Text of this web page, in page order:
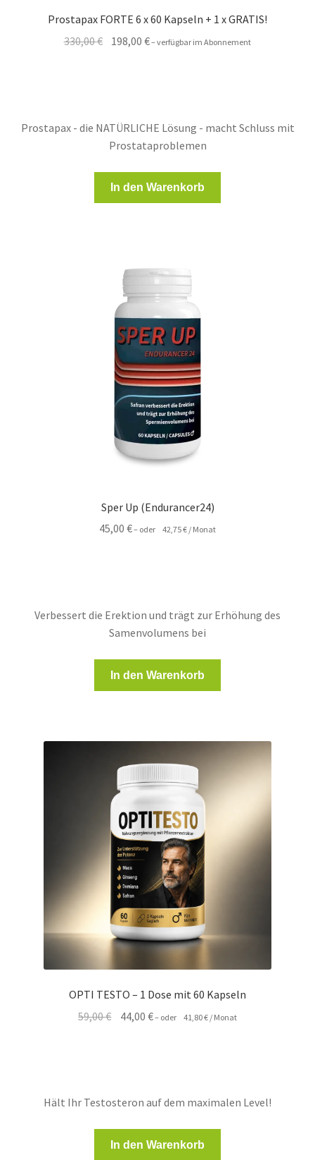
Prostapax FORTE 6 x 60 Kapseln + 1 x GRATIS!
330,00€ Ursprünglicher
198,00€Aktueller
–verfügbar im Abonnement
Prostapax - die NATÜRLICHE Lösung - macht Schluss mit
Prostataproblemen
In den Warenkorb
Sper Up (Endurancer24)
45,00€– oder 42,75€ / Monat
Verbessert die Erektion und trägt zur Erhöhung des
Samenvolumens bei
In den Warenkorb
OPTI TESTO – 1 Dose mit 60 Kapseln
59,00€ Ursprünglicher
44,00€Aktueller
– oder 41,80€ / Monat
Hält Ihr Testosteron auf dem maximalen Level!
In den Warenkorb